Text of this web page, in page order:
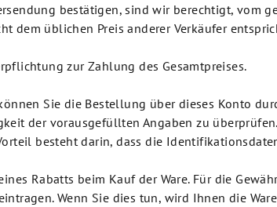
bestätigen, sind wir berechtigt, vom
dem üblichen Preis anderer Verkäufer
zur Zahlung des Gesamtpreises.
Sie die Bestellung über dieses Konto
der vorausgefüllten Angaben zu
besteht darin, dass die
Rabatts beim Kauf der Ware. Für die
Wenn Sie dies tun, wird Ihnen die